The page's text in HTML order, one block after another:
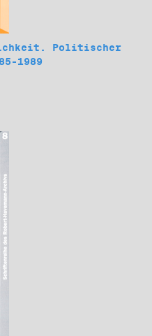
Politischer
1989